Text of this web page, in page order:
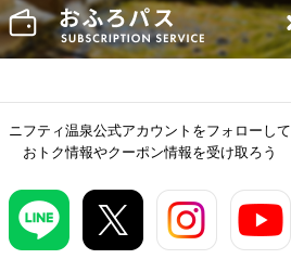
ニフティ温泉公式アカウントをフォローして
おトク情報やクーポン情報を受け取ろう